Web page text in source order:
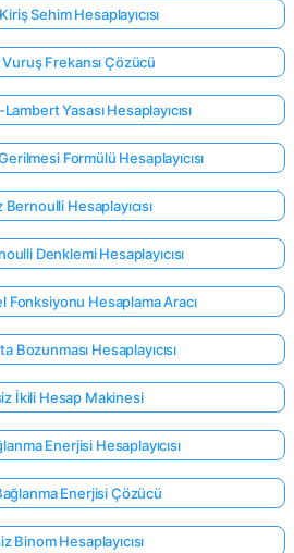
Sehim Hesaplayıcısı
Frekansı Çözücü
Yasası Hesaplayıcısı
Formülü Hesaplayıcısı
Hesaplayıcısı
Denklemi Hesaplayıcısı
Fonksiyonu Hesaplama Aracı
Bozunması Hesaplayıcısı
İkili Hesap Makinesi
Enerjisi Hesaplayıcısı
Enerjisi Çözücü
Binom Hesaplayıcısı